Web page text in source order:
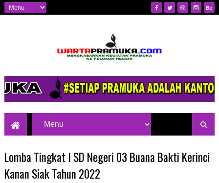
Pelosok Negeri
Lomba Tingkat I SD Negeri 03 Buana Bakti Kerinci
Kanan Siak Tahun 2022